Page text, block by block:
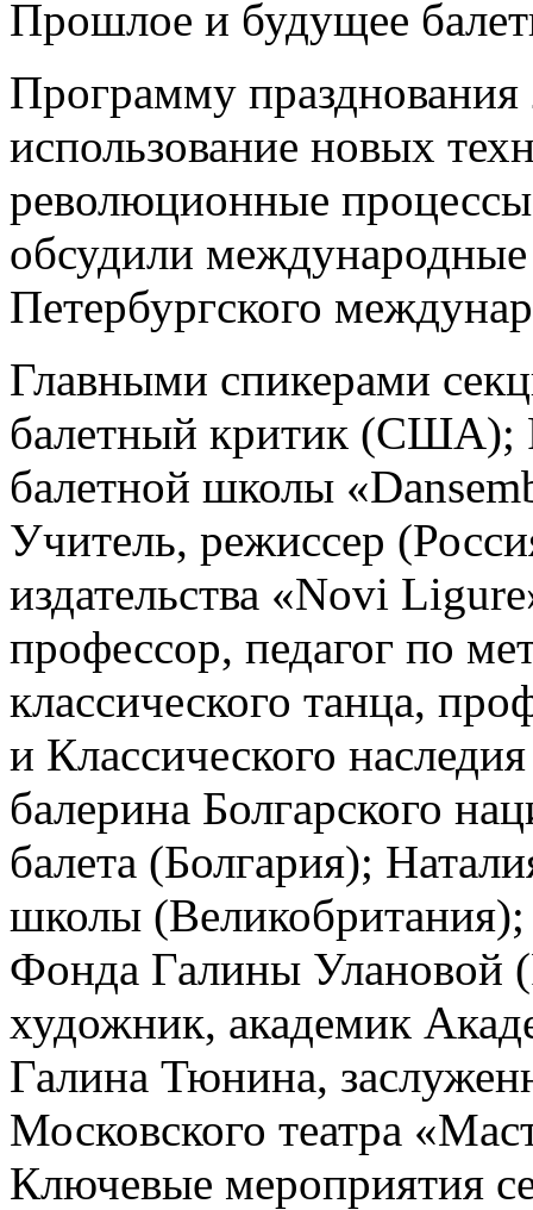
Прошлое и будущее
Программу
использование новых
революционные процессы
обсудили
Петербургского
Главными спикерами
балетный критик (США);
балетной школы
Учитель, режиссер
издательства «Novi
профессор, педагог по
классического танца,
и Классического
балерина Болгарского
балета (Болгария);
школы
Фонда Галины Улановой
художник, академик
Галина Тюнина,
Московского театра
Ключевые мероприятия